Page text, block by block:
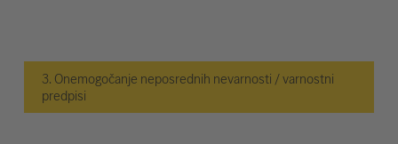
3. Onemogočanje neposrednih nevarnosti / varnostni
predpisi